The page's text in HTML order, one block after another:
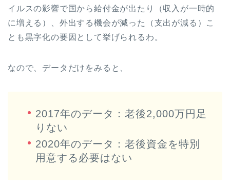
イルスの影響で国から給付金が出たり（収入が一時的
に増える）、外出する機会が減った（支出が減る）こ
とも黒字化の要因として挙げられるわ。
なので、データだけをみると、
2017年のデータ：老後2,000万円足
りない
2020年のデータ：老後資金を特別
用意する必要はない